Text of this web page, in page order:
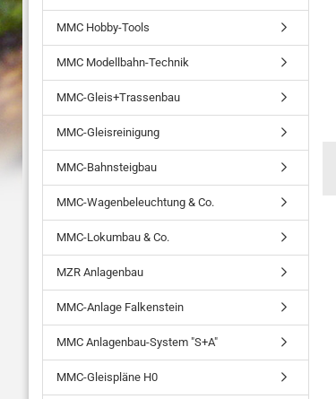
MMC Hobby-Tools
MMC Modellbahn-Technik
MMC-Gleis+Trassenbau
MMC-Gleisreinigung
MMC-Bahnsteigbau
MMC-Wagenbeleuchtung & Co.
MMC-Lokumbau & Co.
MZR Anlagenbau
MMC-Anlage Falkenstein
MMC Anlagenbau-System "S+A"
MMC-Gleispläne H0